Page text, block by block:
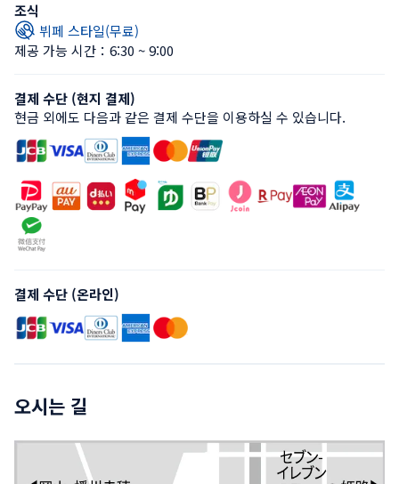
조식
뷔페 스타일(무료)
제공 가능 시간：6:30 ~ 9:00
결제 수단 (현지 결제)
현금 외에도 다음과 같은 결제 수단을 이용하실 수 있습니다.
결제 수단 (온라인)
오시는 길